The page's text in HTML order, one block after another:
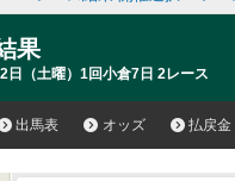
果
日（土曜）1回小倉7日 2レース
出馬表 オッズ 払戻金